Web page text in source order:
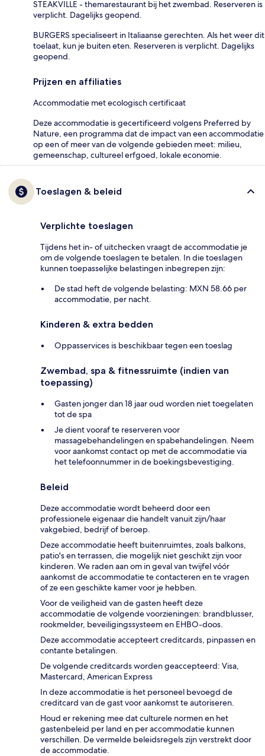
STEAKVILLE - themarestaurant bij het zwembad. Reserveren is
verplicht. Dagelijks geopend.
BURGERS specialiseert in Italiaanse gerechten. Als het weer dit
toelaat, kun je buiten eten. Reserveren is verplicht. Dagelijks
geopend.
Prijzen en affiliaties
Accommodatie met ecologisch certificaat
Deze accommodatie is gecertificeerd volgens Preferred by
Nature, een programma dat de impact van een accommodatie
op een of meer van de volgende gebieden meet: milieu,
gemeenschap, cultureel erfgoed, lokale economie.
Toeslagen & beleid
Verplichte toeslagen
Tijdens het in- of uitchecken vraagt de accommodatie je
om de volgende toeslagen te betalen. In die toeslagen
kunnen toepasselijke belastingen inbegrepen zijn:
De stad heft de volgende belasting: MXN 58.66 per
accommodatie, per nacht.
Kinderen & extra bedden
Oppasservices is beschikbaar tegen een toeslag
Zwembad, spa & fitnessruimte (indien van
toepassing)
Gasten jonger dan 18 jaar oud worden niet toegelaten
tot de spa
Je dient vooraf te reserveren voor
massagebehandelingen en spabehandelingen. Neem
voor aankomst contact op met de accommodatie via
het telefoonnummer in de boekingsbevestiging.
Beleid
Deze accommodatie wordt beheerd door een
professionele eigenaar die handelt vanuit zijn/haar
vakgebied, bedrijf of beroep.
Deze accommodatie heeft buitenruimtes, zoals balkons,
patio's en terrassen, die mogelijk niet geschikt zijn voor
kinderen. We raden aan om in geval van twijfel vóór
aankomst de accommodatie te contacteren en te vragen
of ze een geschikte kamer voor je hebben.
Voor de veiligheid van de gasten heeft deze
accommodatie de volgende voorzieningen: brandblusser,
rookmelder, beveiligingssysteem en EHBO-doos.
Deze accommodatie accepteert creditcards, pinpassen en
contante betalingen.
De volgende creditcards worden geaccepteerd: Visa,
Mastercard, American Express
In deze accommodatie is het personeel bevoegd de
creditcard van de gast voor aankomst te autoriseren.
Houd er rekening mee dat culturele normen en het
gastenbeleid per land en per accommodatie kunnen
verschillen. De vermelde beleidsregels zijn verstrekt door
de accommodatie.